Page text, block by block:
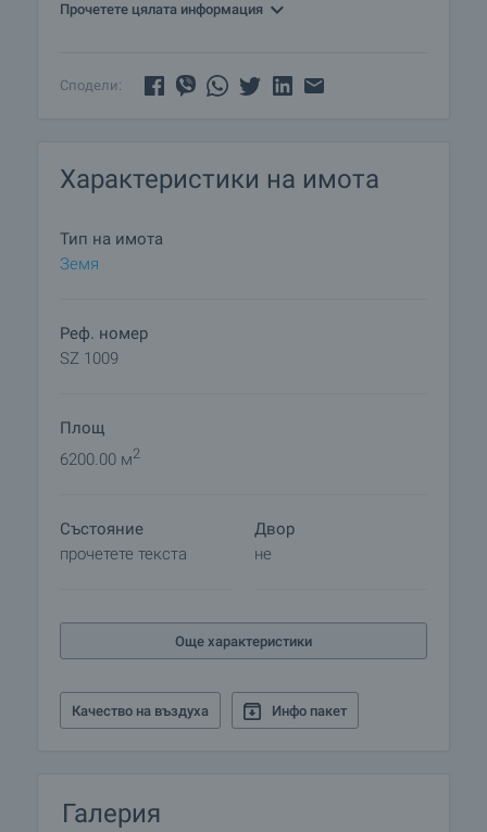
Прочетете цялата информация
Сподели:
Характеристики на имота
Тип на имота
Земя
Реф. номер
SZ 1009
Площ
6200.00 м2
Състояние
прочетете текста
Двор
не
Още характеристики
Качество на въздуха Инфо пакет
Галерия